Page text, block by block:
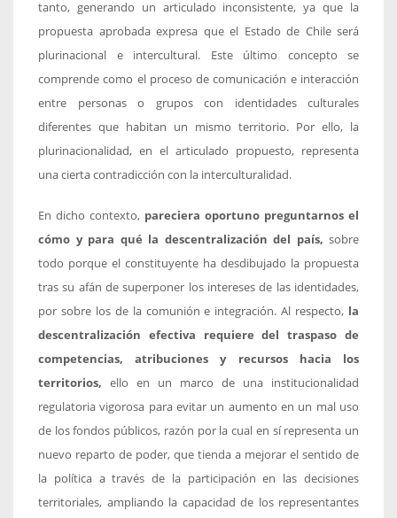
tanto, generando un articulado inconsistente, ya que la
propuesta aprobada expresa que el Estado de Chile será
plurinacional e intercultural. Este último concepto se
comprende como el proceso de comunicación e interacción
entre personas o grupos con identidades culturales
diferentes que habitan un mismo territorio. Por ello, la
plurinacionalidad, en el articulado propuesto, representa
una cierta contradicción con la interculturalidad.
En dicho contexto, pareciera oportuno preguntarnos el
cómo y para qué la descentralización del país, sobre
todo porque el constituyente ha desdibujado la propuesta
tras su afán de superponer los intereses de las identidades,
por sobre los de la comunión e integración. Al respecto, la
descentralización efectiva requiere del traspaso de
competencias, atribuciones y recursos hacia los
territorios, ello en un marco de una institucionalidad
regulatoria vigorosa para evitar un aumento en un mal uso
de los fondos públicos, razón por la cual en sí representa un
nuevo reparto de poder, que tienda a mejorar el sentido de
la política a través de la participación en las decisiones
territoriales, ampliando la capacidad de los representantes